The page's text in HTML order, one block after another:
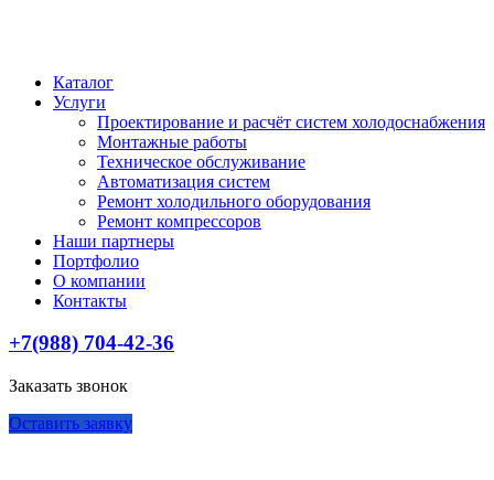
Каталог
Услуги
Проектирование и расчёт систем холодоснабжения
Монтажные работы
Техническое обслуживание
Автоматизация систем
Ремонт холодильного оборудования
Ремонт компрессоров
Наши партнеры
Портфолио
О компании
Контакты
+7(988) 704-42-36
Заказать звонок
Оставить заявку